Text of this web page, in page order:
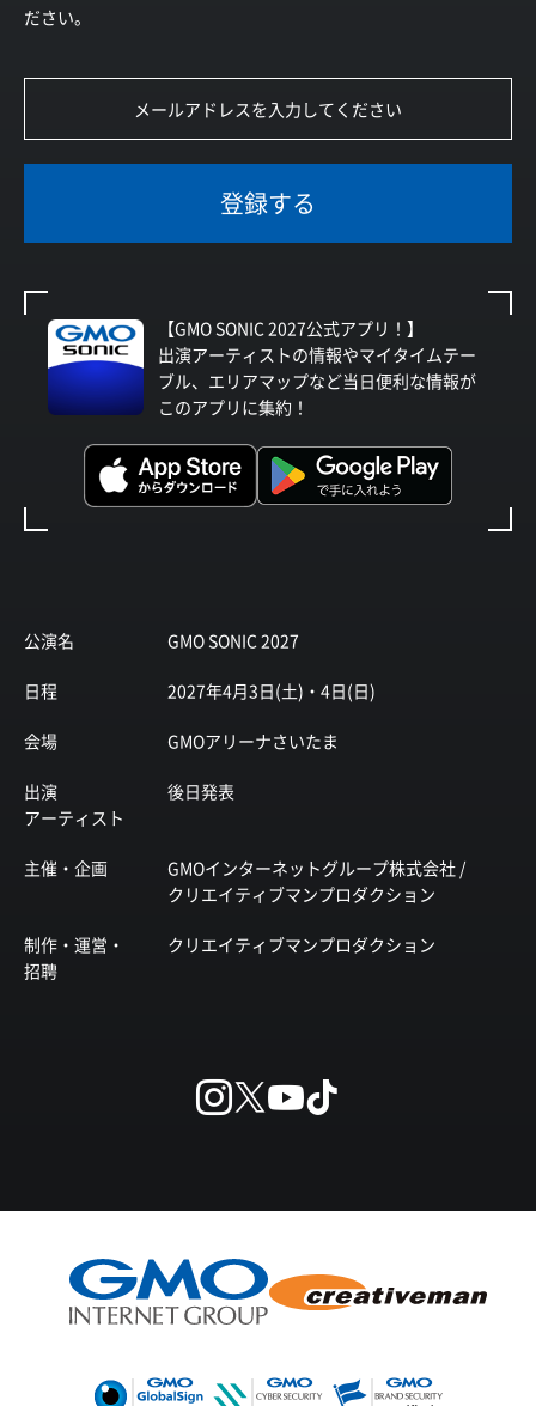
公演名 GMO SONIC 2027
日程 2027年4月3日(土)・4日(日)
会場 GMOアリーナさいたま
出演
アーティスト
後日発表
主催・企画
GMOインターネットグループ株式会社 /
クリエイティブマンプロダクション
制作・運営・
招聘
クリエイティブマンプロダクション
ださい。
登録する
【GMO SONIC 2027公式アプリ！】
出演アーティストの情報やマイタイムテー
ブル、エリアマップなど当日便利な情報が
このアプリに集約！